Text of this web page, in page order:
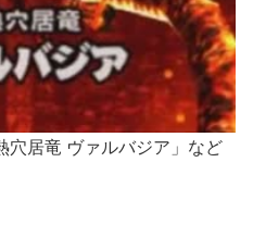
穴居竜 ヴァルバジア」など